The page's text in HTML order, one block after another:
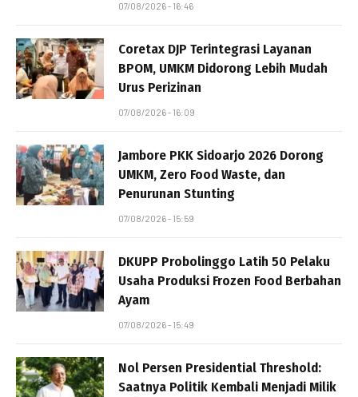
07/08/2026 - 16:46
Coretax DJP Terintegrasi Layanan
BPOM, UMKM Didorong Lebih Mudah
Urus Perizinan
07/08/2026 - 16:09
Jambore PKK Sidoarjo 2026 Dorong
UMKM, Zero Food Waste, dan
Penurunan Stunting
07/08/2026 - 15:59
DKUPP Probolinggo Latih 50 Pelaku
Usaha Produksi Frozen Food Berbahan
Ayam
07/08/2026 - 15:49
Nol Persen Presidential Threshold:
Saatnya Politik Kembali Menjadi Milik